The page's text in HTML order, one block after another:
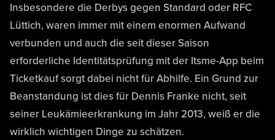
Insbesondere die Derbys gegen Standard oder RFC
Lüttich, waren immer mit einem enormen Aufwand
verbunden und auch die seit dieser Saison
erforderliche Identitätsprüfung mit der Itsme-App beim
Ticketkauf sorgt dabei nicht für Abhilfe. Ein Grund zur
Beanstandung ist dies für Dennis Franke nicht, seit
seiner Leukämieerkrankung im Jahr 2013, weiß er die
wirklich wichtigen Dinge zu schätzen.